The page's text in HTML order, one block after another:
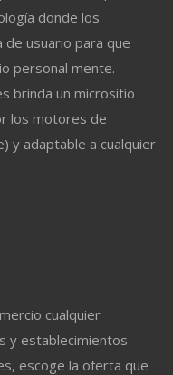
donde los
de usuario para que
personal mente.
brinda un micrositio
los motores de
y adaptable a cualquier
cualquier
y establecimientos
escoge la oferta que